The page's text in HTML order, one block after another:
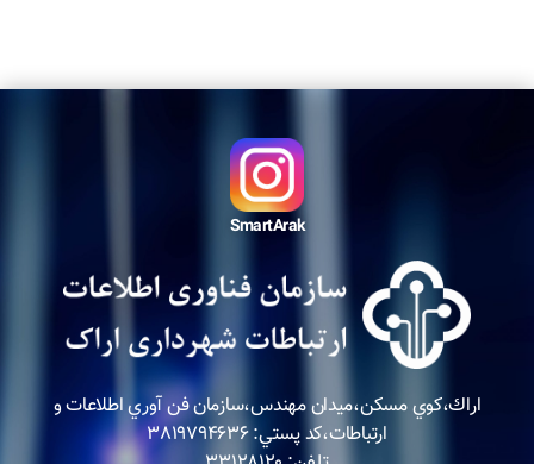
SmartArak
اراك،كوي مسكن،ميدان مهندس،سازمان فن آوري اطلاعات و
ارتباطات،كد پستي: ٣٨١٩٧٩٤٦٣٦